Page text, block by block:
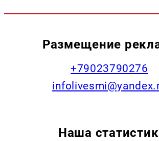
Размещение
+79023790276
Наша